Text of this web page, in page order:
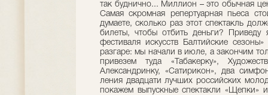
так буднично... Миллион – это обычная
Самая скромная репертуарная пьеса
думаете, сколько раз этот спек­такль
билеты, чтобы отбить деньги?
фестиваля искусств Балтийские
разгаре: мы начали в июле, а за­кончим
привезем туда «Табакерку»,
Александринку, «Сати­рикон», два
ления двадцати лучших рос­сийских
по­кажем выпускные спектакли «Щепки»